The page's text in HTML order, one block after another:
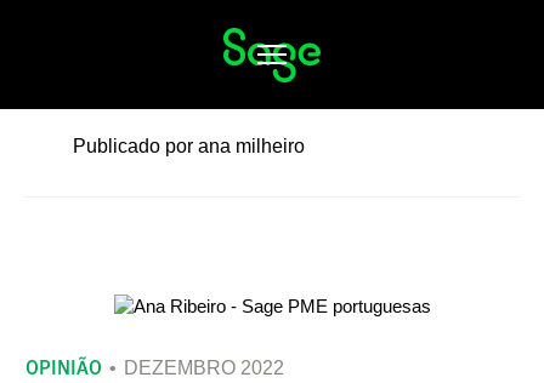
Alternar
navegação
Publicado por ana milheiro
OPINIÃO DEZEMBRO 2022